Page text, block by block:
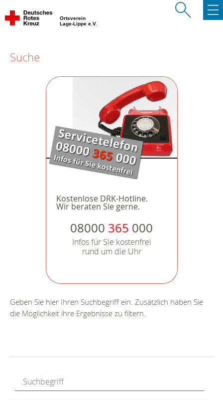
Ortsverein
Lage-Lippe e.V.
Suche
Kostenlose DRK-Hotline.
Wir beraten Sie gerne.
08000 365 000
Infos für Sie kostenfrei
rund um die Uhr
Geben Sie hier Ihren Suchbegriff ein. Zusätzlich haben Sie
die Möglichkeit ihre Ergebnisse zu filtern.